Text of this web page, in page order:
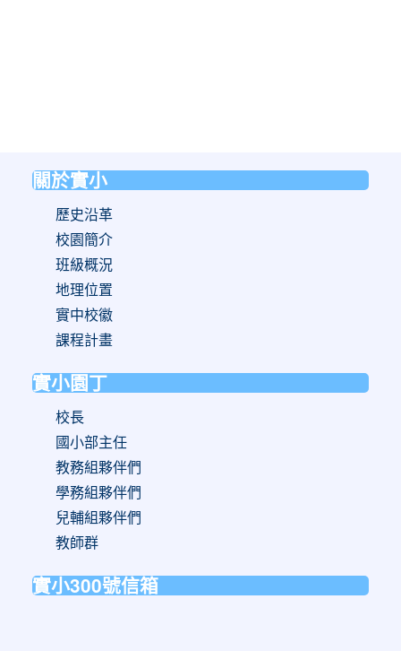
關於實小
歷史沿革
校園簡介
班級概況
地理位置
實中校徽
課程計畫
實小園丁
校長
國小部主任
教務組夥伴們
學務組夥伴們
兒輔組夥伴們
教師群
實小300號信箱